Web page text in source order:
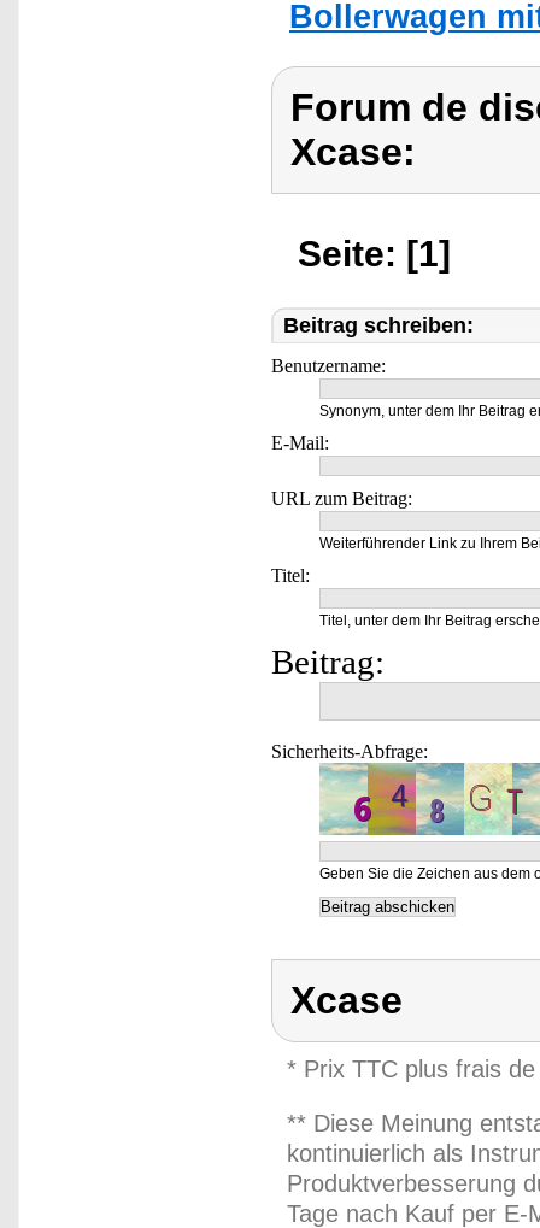
Bollerwagen
Forum de
Xcase:
Seite: [1]
Beitrag schreiben:
Benutzername:
Synonym, unter dem Ihr Beitrag
E-Mail:
URL zum Beitrag:
Weiterführender Link zu Ihrem
Titel:
Titel, unter dem Ihr Beitrag
Beitrag:
Sicherheits-Abfrage:
Geben Sie die Zeichen aus dem
Xcase
* Prix TTC plus frais
** Diese Meinung
kontinuierlich als
Produktverbesserung
Tage nach Kauf per E-